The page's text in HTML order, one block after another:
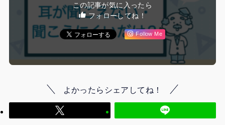
この記事が気に入ったら
フォローしてね！
Follow Me
よかったらシェアしてね！